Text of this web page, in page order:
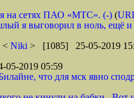
на сетях ПАО «МТС». (-) (
я выговорил в ноль, ещё
< Niki > [1085] 25-05-2019
2019 05:59
что для мск явно